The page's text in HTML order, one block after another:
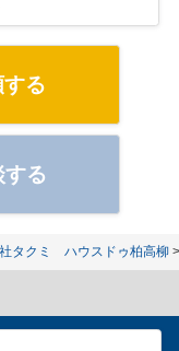
る
る
タクミ ハウスドゥ柏高柳